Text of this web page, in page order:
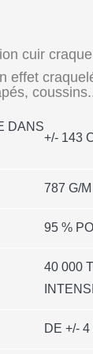
cuir
effet
DANS
+/- 143
787 G/M
95 %
40 000
DE +/-